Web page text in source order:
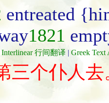
entreated
1821
Interlinear 行间翻译 | Greek
三个仆人